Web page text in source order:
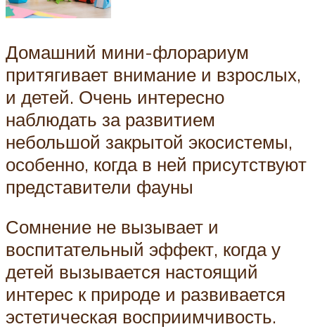
Домашний мини-флорариум
притягивает внимание и взрослых,
и детей. Очень интересно
наблюдать за развитием
небольшой закрытой экосистемы,
особенно, когда в ней присутствуют
представители фауны
Сомнение не вызывает и
воспитательный эффект, когда у
детей вызывается настоящий
интерес к природе и развивается
эстетическая восприимчивость.